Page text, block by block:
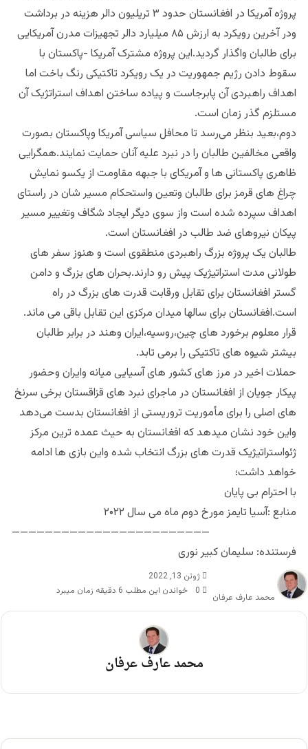
پروژه آمریکا در افغانستان حدود ۳ تریلیون دالر هزینه در برداشت
ودر آخرین رویکرد به ارزش ۸۵ میلیارد دالر تجهیزات مدرن آمریکایی
برای طالبان واگذار گردید.این پروژه مشترک آمریکا -پاکستان با
سقوط دادن رژیم جمهوریت در یک رویکرد تاکتیکی رنگ باخت اما
اهداف راهبردی آن پابرجاست و پیاده ساختن اهداف استراتژیک آن
مستلزم گذر زمان است.
دوم،بعید بنظر می‌رسد تا محافل سیاسی آمریکا وپاکستان بصورت
واقعی مخالفین طالبان را در نبرد علیه آنان حمایت نمایند.همگرایی
ظاهری پاکستانی ها و آمریکای با جبهه مقاومت از یکسو نمایش
چراغ های قرمز برای طالبان وتعین واستحکام مسیر شان در راستای
اهداف سپرده شده است واز سوی دیگر ایجاد شگاف وتغییر مسیر
پیکان نیروهای ضد طالب در افغانستان است.
طالبان یک پروژه بزرگ راهبردی منطقوی است و هنوز سفر های
طولانی مدت استراتیژیک پیش رو دارند.بحران های بزرگ و دامن
گستر افغانستان برای تقابل ورقابت قدرت های بزرگ در راه
است.افغانستان برای سالها میدان مرکزی این تقابل باقی می ماند.
قرار معلوم برخورد های چین،روسیه،ایران وهند در برابر طالبان
بیشتر شیوه های تاکتیکی را برمی تابد.
حملات اخیر در مرز های کشور های آسیایی میانه وایران وحضور
پیکار جویان از افغانستان در ماجرای نبرد های قزاقستان برخی سرنخ
های اصلی را برای مأموریت تروریستی از افغانستان بدست می‌دهد
واین خود نشان میدهد که افغانستان به حیث عمده ترین مرکز
ژئواستراتیژیک قدرت های بزرگ انتخاب شده واین بازی ها ادامه
خواهد داشت؛
با احترام بی پایان
منابع :آسیا تایمز مورخ دوم ماه می سال ۲۰۲۲
————————————————————————
فرستنده: سلیمان کبیر نوری
محمد عارف عرفان
ژوئن 13, 2022
0
خواندن این مطلب 6 دقیقه زمان میبرد
محمد عارف عرفان